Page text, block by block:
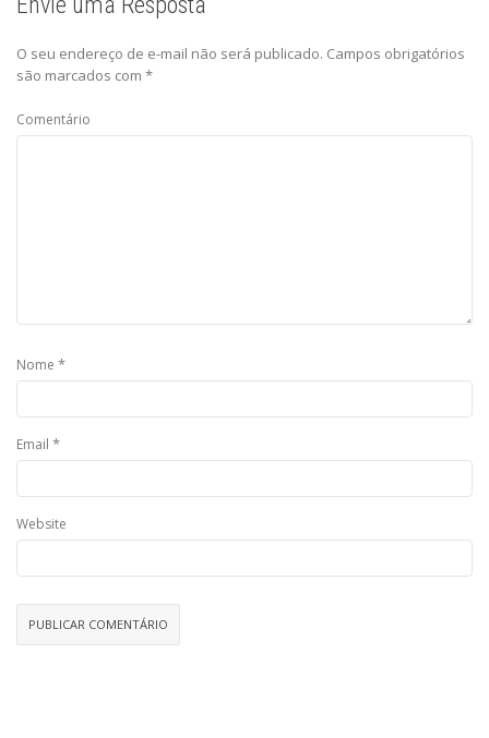
O seu endereço de e-mail não será publicado. Campos obrigatórios
são marcados com *
Comentário
Nome *
Email *
Website